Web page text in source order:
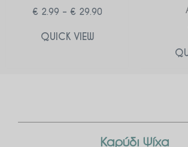
€ 2.99 – € 29.90
QUICK VIEW
Καρύδι Ψίχα